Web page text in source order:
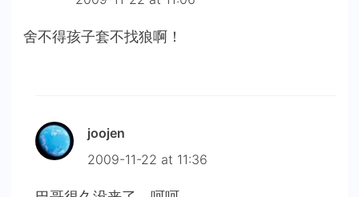
舍不得孩子套不找狼啊！
joojen
2009-11-22 at 11:36